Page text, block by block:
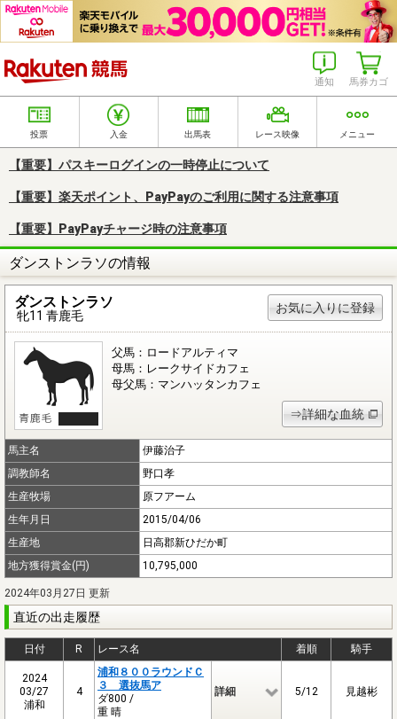
馬券カゴ
通知
投票 入金 出馬表 レース映像 メニュー
【重要】パスキーログインの一時停止について
【重要】楽天ポイント、PayPayのご利用に関する注意事項
【重要】PayPayチャージ時の注意事項
ダンストンラソの情報
ダンストンラソ
牝11 青鹿毛
お気に入りに登録
父馬：ロードアルティマ
母馬：レークサイドカフェ
母父馬：マンハッタンカフェ
⇒詳細な血統
馬主名
伊藤治子
調教師名
野口孝
生産牧場
原フアーム
生年月日
2015/04/06
生産地
日高郡新ひだか町
地方獲得賞金(円)
10,795,000
2024年03月27日 更新
直近の出走履歴
日付 R レース名 着順 騎手
2024
03/27
浦和
4
浦和８００ラウンドＣ
３ 選抜馬ア
ダ800 /
重 晴
詳細 5/12 見越彬